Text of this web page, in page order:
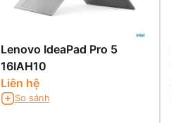
Lenovo IdeaPad Pro 5
16IAH10
Liên hệ
So sánh